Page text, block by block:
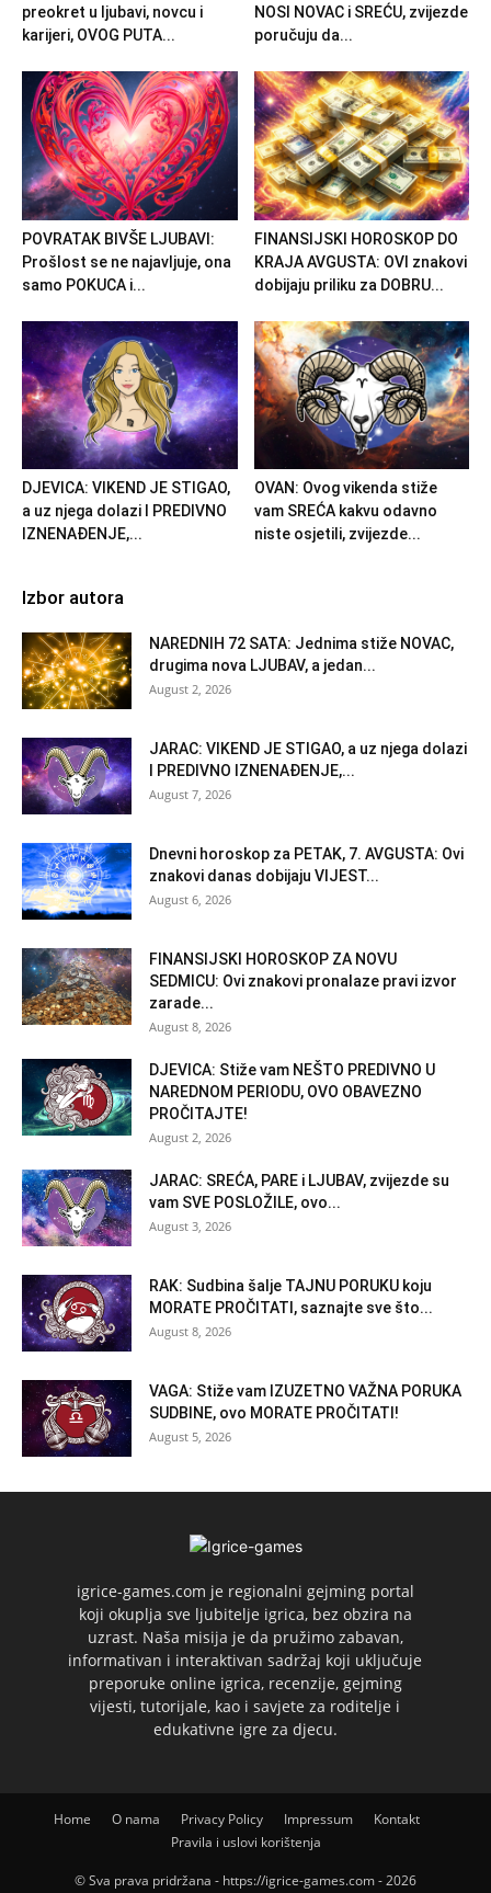
preokret u ljubavi, novcu i
karijeri, OVOG PUTA...
NOSI NOVAC i SREĆU, zvijezde
poručuju da...
POVRATAK BIVŠE LJUBAVI:
Prošlost se ne najavljuje, ona
samo POKUCA i...
FINANSIJSKI HOROSKOP DO
KRAJA AVGUSTA: OVI znakovi
dobijaju priliku za DOBRU...
DJEVICA: VIKEND JE STIGAO,
a uz njega dolazi I PREDIVNO
IZNENAĐENJE,...
OVAN: Ovog vikenda stiže
vam SREĆA kakvu odavno
niste osjetili, zvijezde...
Izbor autora
NAREDNIH 72 SATA: Jednima stiže NOVAC,
drugima nova LJUBAV, a jedan...
August 2, 2026
JARAC: VIKEND JE STIGAO, a uz njega dolazi
I PREDIVNO IZNENAĐENJE,...
August 7, 2026
Dnevni horoskop za PETAK, 7. AVGUSTA: Ovi
znakovi danas dobijaju VIJEST...
August 6, 2026
FINANSIJSKI HOROSKOP ZA NOVU
SEDMICU: Ovi znakovi pronalaze pravi izvor
zarade...
August 8, 2026
DJEVICA: Stiže vam NEŠTO PREDIVNO U
NAREDNOM PERIODU, OVO OBAVEZNO
PROČITAJTE!
August 2, 2026
JARAC: SREĆA, PARE i LJUBAV, zvijezde su
vam SVE POSLOŽILE, ovo...
August 3, 2026
RAK: Sudbina šalje TAJNU PORUKU koju
MORATE PROČITATI, saznajte sve što...
August 8, 2026
VAGA: Stiže vam IZUZETNO VAŽNA PORUKA
SUDBINE, ovo MORATE PROČITATI!
August 5, 2026
igrice-games.com je regionalni gejming portal
koji okuplja sve ljubitelje igrica, bez obzira na
uzrast. Naša misija je da pružimo zabavan,
informativan i interaktivan sadržaj koji uključuje
preporuke online igrica, recenzije, gejming
vijesti, tutorijale, kao i savjete za roditelje i
edukativne igre za djecu.
Home O nama Privacy Policy Impressum
Kontakt
Pravila i uslovi korištenja
© Sva prava pridržana - https://igrice-games.com - 2026